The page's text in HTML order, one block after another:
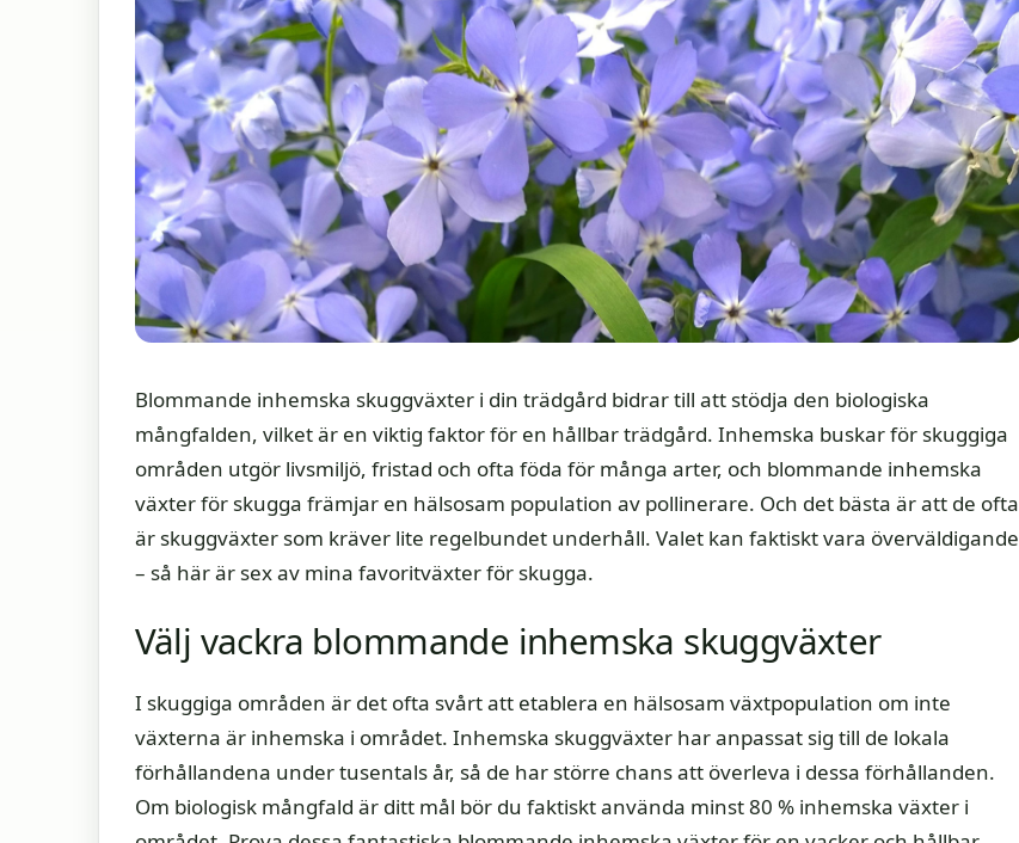
Blommande inhemska skuggväxter i din trädgård bidrar till att stödja den biologiska
mångfalden, vilket är en viktig faktor för en hållbar trädgård. Inhemska buskar för skuggiga
områden utgör livsmiljö, fristad och ofta föda för många arter, och blommande inhemska
växter för skugga främjar en hälsosam population av pollinerare. Och det bästa är att de ofta
är skuggväxter som kräver lite regelbundet underhåll. Valet kan faktiskt vara överväldigande
– så här är sex av mina favoritväxter för skugga.
Välj vackra blommande inhemska skuggväxter
I skuggiga områden är det ofta svårt att etablera en hälsosam växtpopulation om inte
växterna är inhemska i området. Inhemska skuggväxter har anpassat sig till de lokala
förhållandena under tusentals år, så de har större chans att överleva i dessa förhållanden.
Om biologisk mångfald är ditt mål bör du faktiskt använda minst 80 % inhemska växter i